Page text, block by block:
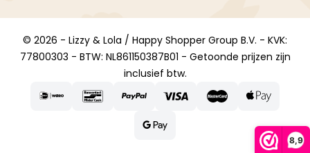
8,9
© 2026 - Lizzy & Lola / Happy Shopper Group B.V. - KVK:
77800303 - BTW: NL861150387B01 - Getoonde prijzen zijn
inclusief btw.